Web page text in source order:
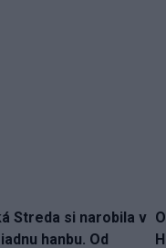
Streda si narobila v
hanbu. Od